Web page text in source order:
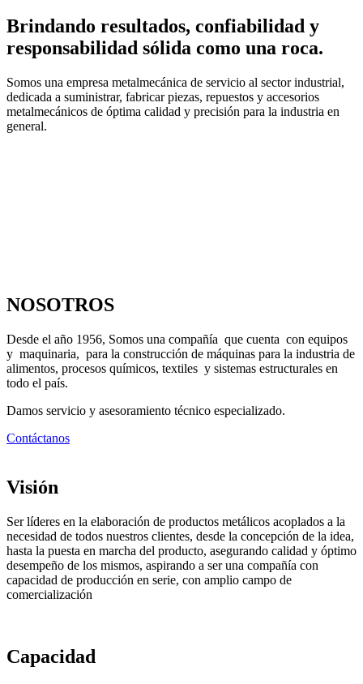
Brindando resultados, confiabilidad y
responsabilidad sólida como una roca.
Somos una empresa metalmecánica de servicio al sector industrial,
dedicada a suministrar, fabricar piezas, repuestos y accesorios
metalmecánicos de óptima calidad y precisión para la industria en
general.
NOSOTROS
Desde el año 1956, Somos una compañía que cuenta con equipos
y maquinaria, para la construcción de máquinas para la industria de
alimentos, procesos químicos, textiles y sistemas estructurales en
todo el país.
Damos servicio y asesoramiento técnico especializado.
Contáctanos
Visión
Ser líderes en la elaboración de productos metálicos acoplados a la
necesidad de todos nuestros clientes, desde la concepción de la idea,
hasta la puesta en marcha del producto, asegurando calidad y óptimo
desempeño de los mismos, aspirando a ser una compañía con
capacidad de producción en serie, con amplio campo de
comercialización
Capacidad